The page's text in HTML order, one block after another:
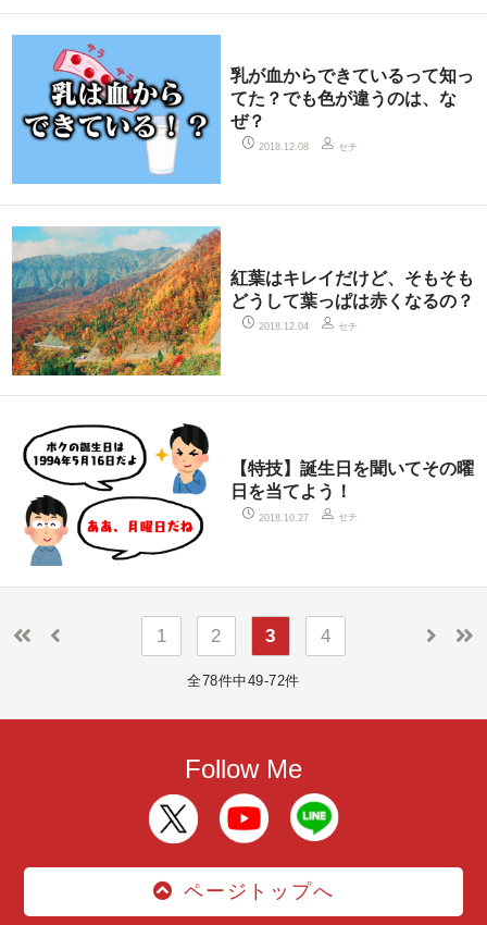
乳が血からできているって知っ
てた？でも色が違うのは、な
ぜ？
2018.12.08 セチ
紅葉はキレイだけど、そもそも
どうして葉っぱは赤くなるの？
2018.12.04 セチ
【特技】誕生日を聞いてその曜
日を当てよう！
2018.10.27 セチ
1 2 3 4
全78件中49-72件
Follow Me
ページトップへ